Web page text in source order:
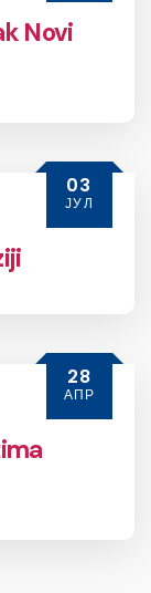
Novi
03
ЈУЛ
28
АПР